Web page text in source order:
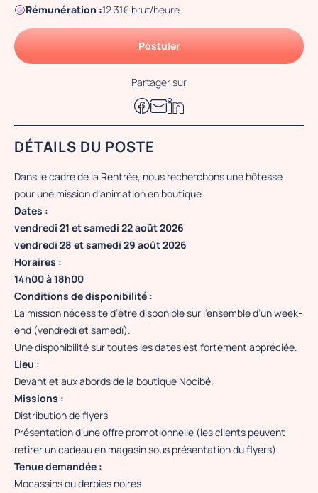
Rémunération :12.31€ brut/heure
Postuler
Partager sur
DÉTAILS DU POSTE
Dans le cadre de la Rentrée, nous recherchons une hôtesse
pour une mission d’animation en boutique.
Dates :
vendredi 21 et samedi 22 août 2026
vendredi 28 et samedi 29 août 2026
Horaires :
14h00 à 18h00
Conditions de disponibilité :
La mission nécessite d’être disponible sur l’ensemble d’un week-
end (vendredi et samedi).
Une disponibilité sur toutes les dates est fortement appréciée.
Lieu :
Devant et aux abords de la boutique Nocibé.
Missions :
Distribution de flyers
Présentation d’une offre promotionnelle (les clients peuvent
retirer un cadeau en magasin sous présentation du flyers)
Tenue demandée :
Mocassins ou derbies noires